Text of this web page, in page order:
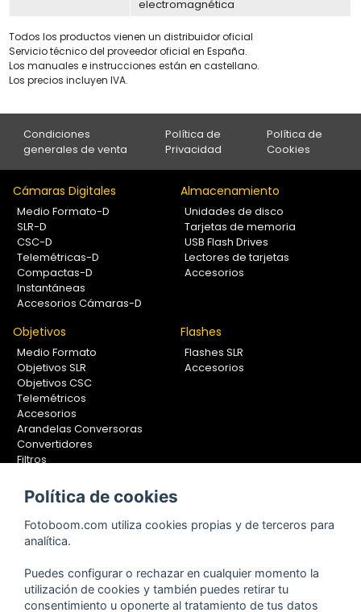
electromagnética
Todos los productos vienen un distribuidor oficial
Servicio técnico del proveedor oficial en España.
Los manuales e instrucciones están en castellano.
Los precios incluyen IVA.
Condiciones
generales de venta
Política de
Privacidad
Política de
Cookies
Cámaras Digitales
Medio Formato-D
SLR-D
CSC-D
Telemétricas-D
Compactas-D
Instantáneas
Accesorios Cámaras-D
Almacenamiento
Unidades de disco
Tarjetas de memoria
USB Flash Drives
Lectores de tarjetas
Accesorios
Objetivos
Medio Formato
Objetivos SLR
Objetivos CSC
Telemétricos
Accesorios
Arandelas Conversoras
Convertidores
Filtros
Calibradores
Flashes
Flashes SLR
Accesorios
Soportes Fotografía
Monopiés
Trípodes
Kit Completos
Accesorios
Política de cookies
Fotoboom.com utiliza cookies propias y de terceros para
analítica.
Puedes configurar o rechazar en cualquier momento la
utilización de cookies y también puedes retirar tu
consentimiento u oponerte al tratamiento de tus datos